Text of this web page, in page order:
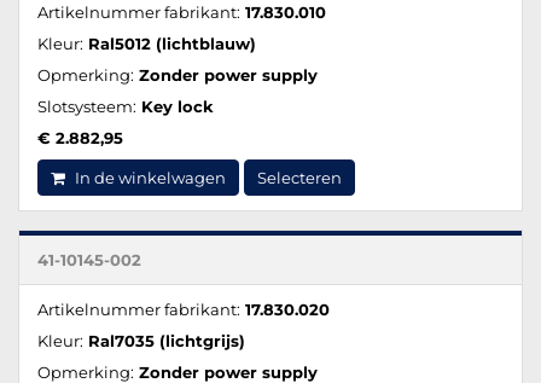
Artikelnummer fabrikant: 17.830.010
Kleur: Ral5012 (lichtblauw)
Opmerking: Zonder power supply
Slotsysteem: Key lock
€ 2.882,95
In de winkelwagen Selecteren
41-10145-002
Artikelnummer fabrikant: 17.830.020
Kleur: Ral7035 (lichtgrijs)
Opmerking: Zonder power supply